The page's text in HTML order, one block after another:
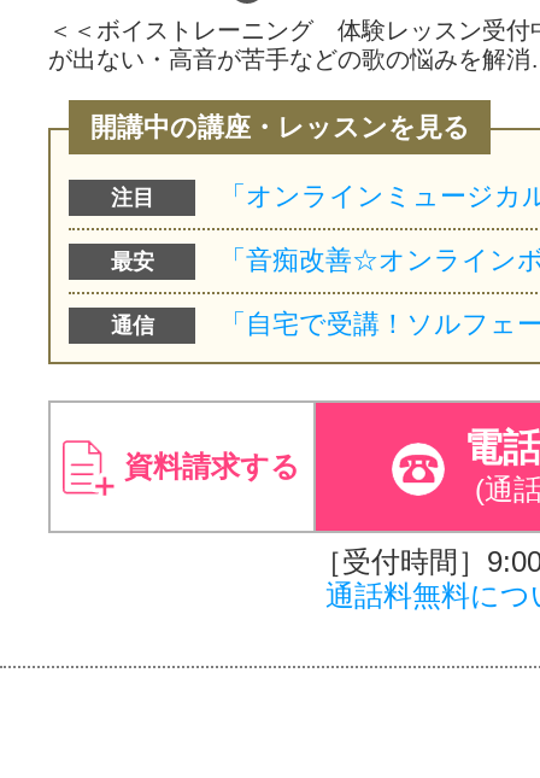
＜＜ボイストレーニング 体験レッスン受付
が出ない・高音が苦手などの歌の悩みを解
開講中の講座・レッスンを見る
注目
最安
通信
資料請求する 電
(通
［受付時間］
通話料無料につ